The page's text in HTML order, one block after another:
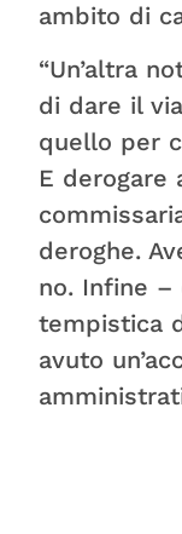
ambito di
“Un’altra
di dare il
quello per
E derogare
deroghe.
no. Infine –
tempistica
avuto